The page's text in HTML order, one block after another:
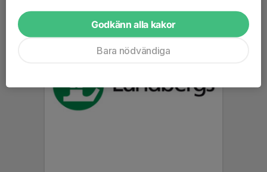
Godkänn alla kakor
Bara nödvändiga